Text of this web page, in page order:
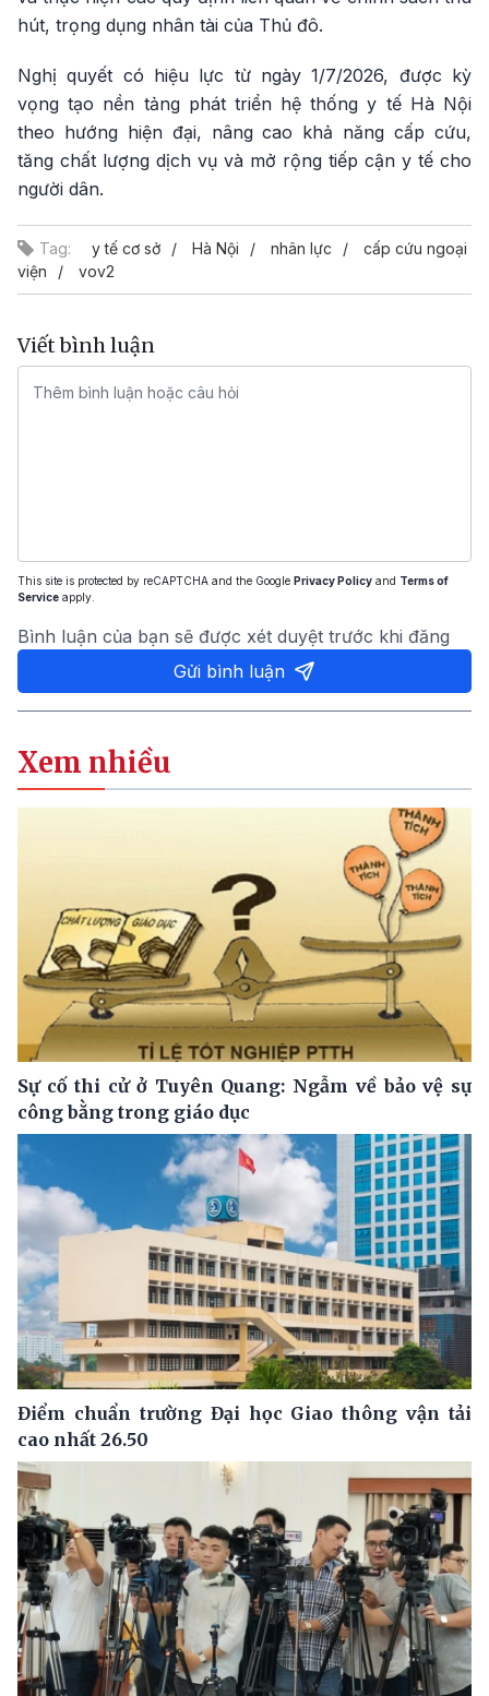
hút, trọng dụng nhân tài của Thủ đô.
Nghị quyết có hiệu lực từ ngày 1/7/2026, được kỳ
vọng tạo nền tảng phát triển hệ thống y tế Hà Nội
theo hướng hiện đại, nâng cao khả năng cấp cứu,
tăng chất lượng dịch vụ và mở rộng tiếp cận y tế cho
người dân.
Tag: y tế cơ sở Hà Nội nhân lực
cấp cứu ngoại
viện
vov2
Viết bình luận
This site is protected by reCAPTCHA and the Google Privacy Policy and Terms of
Service apply.
Bình luận của bạn sẽ được xét duyệt trước khi đăng
Gửi bình luận
Xem nhiều
Sự cố thi cử ở Tuyên Quang: Ngẫm về bảo vệ sự
công bằng trong giáo dục
Điểm chuẩn trường Đại học Giao thông vận tải
cao nhất 26.50